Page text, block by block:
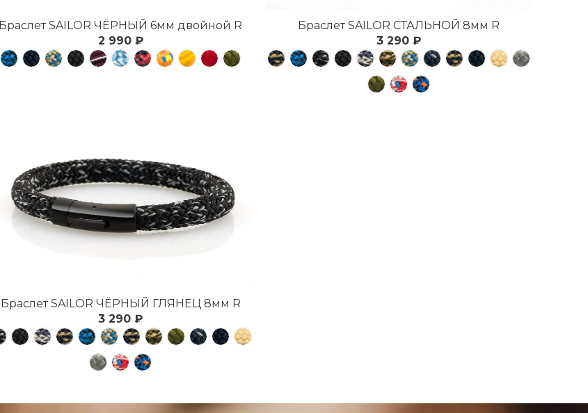
Браслет SAILOR ЧЁРНЫЙ 6мм двойной R
2 990 ₽
Браслет SAILOR СТАЛЬНОЙ 8мм R
3 290 ₽
Браслет SAILOR ЧЁРНЫЙ ГЛЯНЕЦ 8мм R
3 290 ₽